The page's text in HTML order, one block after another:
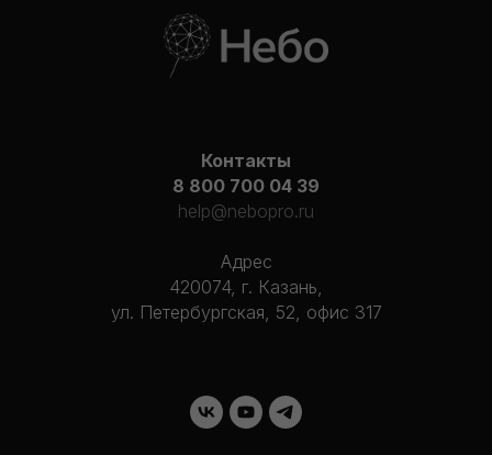
Контакты
8 800 700 04 39
help@nebopro.ru
Адрес
420074, г. Казань,
ул. Петербургская, 52, офис 317